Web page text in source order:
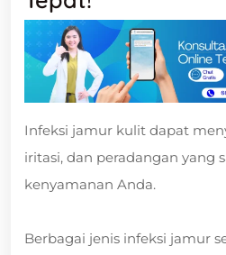
Infeksi jamur kulit dapat
iritasi, dan peradangan yang
kenyamanan Anda.
Berbagai jenis infeksi jamur